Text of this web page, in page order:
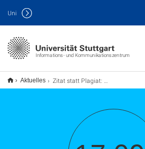
Informations- und Kommunikationszentrum
Uni
Aktuelles Zitat statt Plagiat: korrekt zitieren in wissenschaftlichen Arbeiten (TU9)